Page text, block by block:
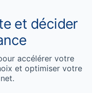
et décider
accélérer votre
et optimiser votre